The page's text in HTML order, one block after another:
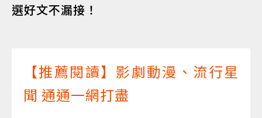
選好文不漏接！
【推薦閱讀】影劇動漫、流行星
聞 通通一網打盡